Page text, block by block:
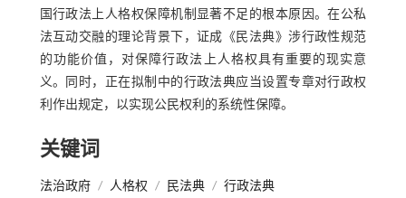
国行政法上人格权保障机制显著不足的根本原因。在公私
法互动交融的理论背景下，证成《民法典》涉行政性规范
的功能价值，对保障行政法上人格权具有重要的现实意
义。同时，正在拟制中的行政法典应当设置专章对行政权
利作出规定，以实现公民权利的系统性保障。
关键词
法治政府 / 人格权 / 民法典 / 行政法典